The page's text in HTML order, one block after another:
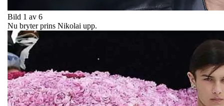
Bild 1 av 6
Nu bryter prins Nikolai upp.